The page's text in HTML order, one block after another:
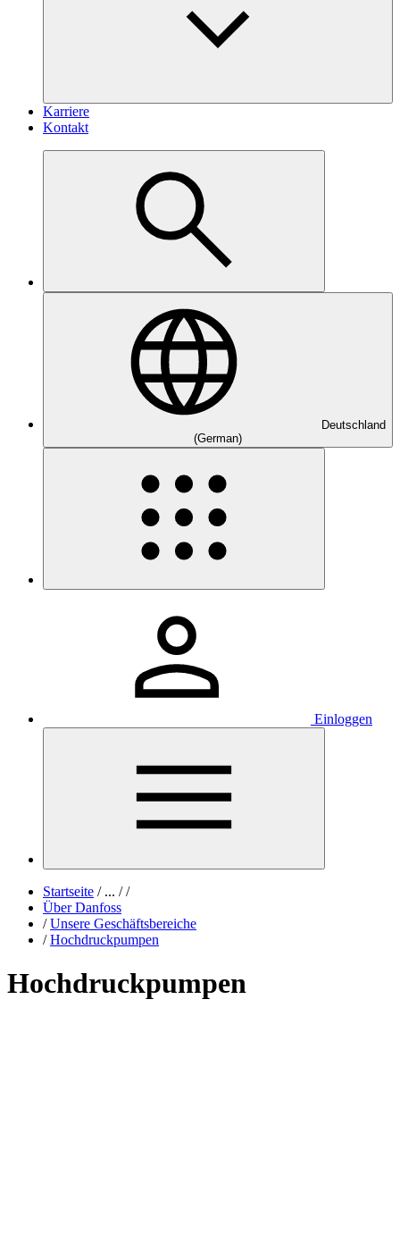
Karriere
Kontakt
Deutschland
(German)
Einloggen
Startseite /... / /
Über Danfoss
/ Unsere Geschäftsbereiche
/ Hochdruckpumpen
Hochdruckpumpen